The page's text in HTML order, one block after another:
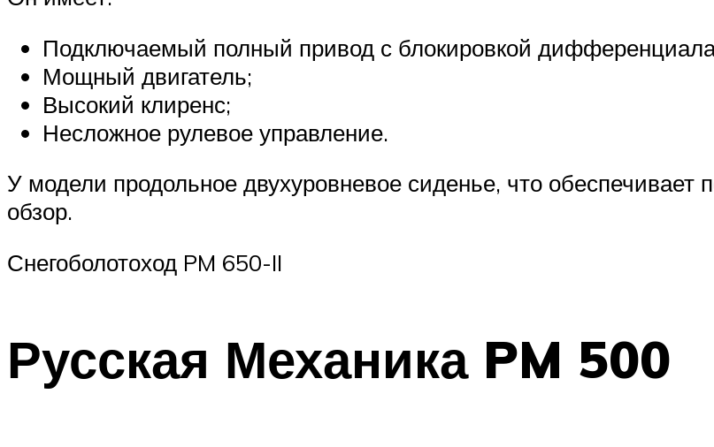
Подключаемый полный привод с блокировкой
Мощный двигатель;
Высокий клиренс;
Несложное рулевое управление.
У модели продольное двухуровневое сиденье, что
обзор.
Снегоболотоход PM 650-II
Русская Механика PM 500